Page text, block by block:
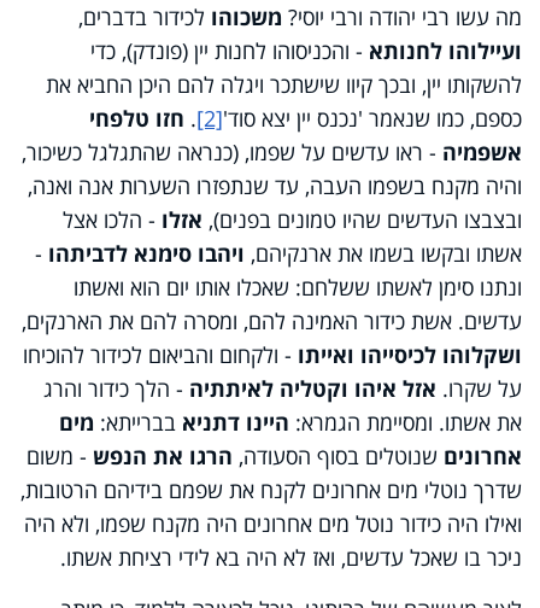
מה עשו רבי יהודה ורבי יוסי? משכוהו לכידור בדברים,
ועיילוהו לחנותא - והכניסוהו לחנות יין (פונדק), כדי
להשקותו יין, ובכך קיוו שישתכר ויגלה להם היכן החביא את
כספם, כמו שנאמר 'נכנס יין יצא סוד'[2]
. חזו טלפחי
אשפמיה - ראו עדשים על שפמו, (כנראה שהתגלגל כשיכור,
והיה מקנח בשפמו העבה, עד שנתפזרו השערות אנה ואנה,
ובצבצו העדשים שהיו טמונים בפנים), אזלו - הלכו אצל
אשתו ובקשו בשמו את ארנקיהם, ויהבו סימנא לדביתהו -
ונתנו סימן לאשתו ששלחם: שאכלו אותו יום הוא ואשתו
עדשים. אשת כידור האמינה להם, ומסרה להם את הארנקים,
ושקלוהו לכיסייהו ואייתו - ולקחום והביאום לכידור להוכיחו
על שקרו. אזל איהו וקטליה לאיתתיה - הלך כידור והרג
את אשתו. ומסיימת הגמרא: היינו דתניא בברייתא: מים
אחרונים שנוטלים בסוף הסעודה, הרגו את הנפש - משום
שדרך נוטלי מים אחרונים לקנח את שפמם בידיהם הרטובות,
ואילו היה כידור נוטל מים אחרונים היה מקנח שפמו, ולא היה
ניכר בו שאכל עדשים, ואז לא היה בא לידי רציחת אשתו.